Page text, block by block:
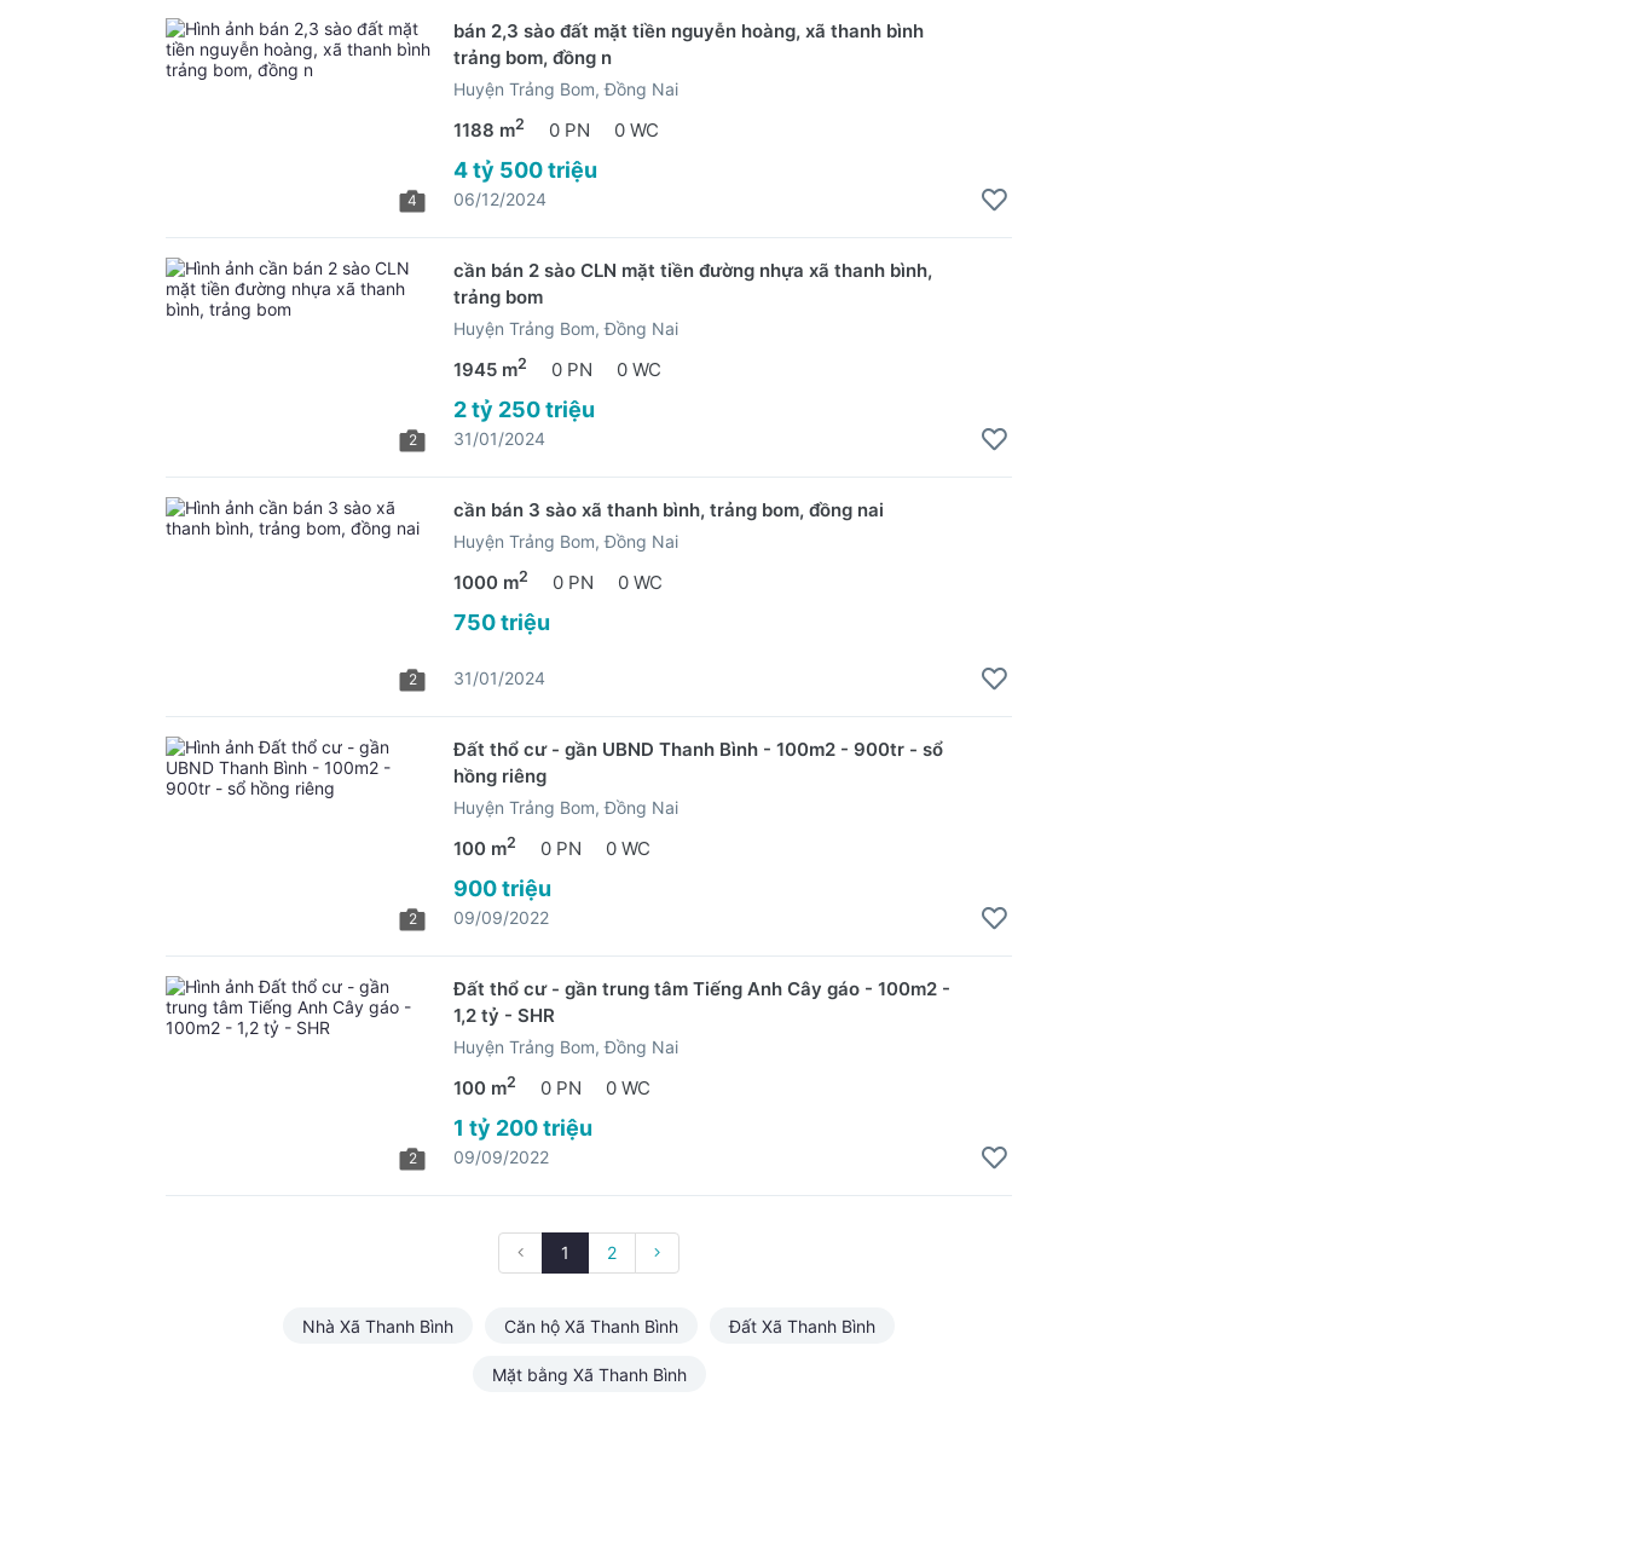
4
bán 2,3 sào đất mặt tiền nguyễn hoàng, xã thanh bình
trảng bom, đồng n
Huyện Trảng Bom, Đồng Nai
1188 m2 0 PN 0 WC
4 tỷ 500 triệu
06/12/2024
2
cần bán 2 sào CLN mặt tiền đường nhựa xã thanh bình,
trảng bom
Huyện Trảng Bom, Đồng Nai
1945 m2 0 PN 0 WC
2 tỷ 250 triệu
31/01/2024
2
cần bán 3 sào xã thanh bình, trảng bom, đồng nai
Huyện Trảng Bom, Đồng Nai
1000 m2 0 PN 0 WC
750 triệu
31/01/2024
2
Đất thổ cư - gần UBND Thanh Bình - 100m2 - 900tr - sổ
hồng riêng
Huyện Trảng Bom, Đồng Nai
100 m2 0 PN 0 WC
900 triệu
09/09/2022
2
Đất thổ cư - gần trung tâm Tiếng Anh Cây gáo - 100m2 -
1,2 tỷ - SHR
Huyện Trảng Bom, Đồng Nai
100 m2 0 PN 0 WC
1 tỷ 200 triệu
09/09/2022
1 2
Nhà Xã Thanh Bình Căn hộ Xã Thanh Bình Đất Xã Thanh Bình
Mặt bằng Xã Thanh Bình